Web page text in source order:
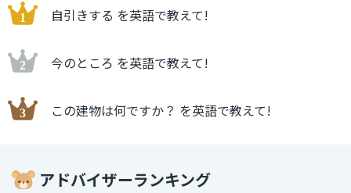
自引きする を英語で教えて!
今のところ を英語で教えて!
この建物は何ですか？ を英語で教えて!
アドバイザーランキング